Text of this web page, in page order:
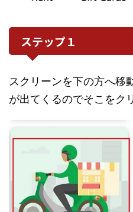
ステップ１
スクリーンを下の方へ移
が出てくるのでそこをク